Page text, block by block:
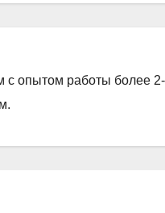
с опытом работы более